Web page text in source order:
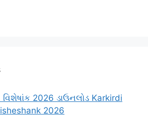
વિશેષાંક 2026 ડાઉનલોડ Karkirdi
2026